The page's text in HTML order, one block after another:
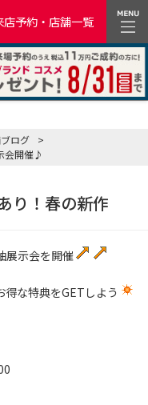
店予約・店舗一覧
ログ
>
会開催♪
り！春の新作
展示会を開催
な特典をGETしよう